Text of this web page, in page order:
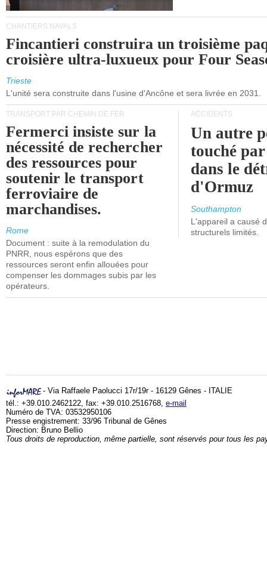
CHANTIERS NAVALS
Fincantieri construira un troisième
croisière ultra-luxueux pour Four
Trieste
L'unité sera construite dans l'usine d'Ancône et sera livrée en 2031.
TRANSPORT PAR CHEMIN DE FER
Fermerci insiste sur la
nécessité de rechercher
des ressources pour
soutenir le transport
ferroviaire de
marchandises.
Rome
Document : suite à la remodulation du
PNRR, nous espérons que des
ressources seront enfin allouées pour
compenser les dommages subis par les
opérateurs.
ACCIDENTS
Un autre
touché
dans le
d'Ormuz
Southampton
L'appareil a causé
structurels limités.
- Via Raffaele Paolucci 17r/19r - 16129 Gênes - ITALIE
tél.: +39.010.2462122, fax: +39.010.2516768, e-mail
Numéro de TVA: 03532950106
Presse engistrement: 33/96 Tribunal de Gênes
Direction: Bruno Bellio
Tous droits de reproduction, même partielle, sont réservés pour tous les